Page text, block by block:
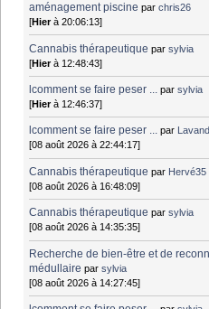
aménagement piscine parchris26
[Hierà 20:06:13]
Cannabis thérapeutique parsylvia
[Hierà 12:48:43]
lcomment se faire peser ... parsylvia
[Hierà 12:46:37]
lcomment se faire peser ... par
[08 août 2026 à 22:44:17]
Cannabis thérapeutique par Hervé35
[08 août 2026 à 16:48:09]
Cannabis thérapeutique parsylvia
[08 août 2026 à 14:35:35]
Recherche de bien-être et de
médullaire parsylvia
[08 août 2026 à 14:27:45]